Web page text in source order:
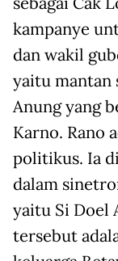
kampanye
dan wakil
yaitu mantan
Anung yang
Karno. Rano
politikus. Ia
dalam
yaitu Si Doel
tersebut